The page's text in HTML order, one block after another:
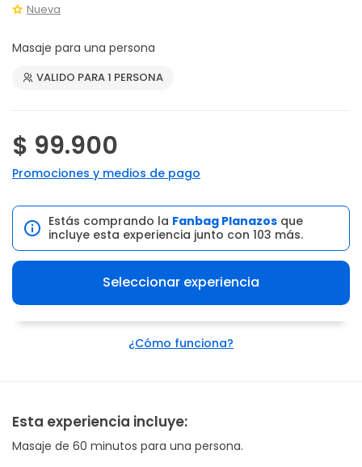
Nueva
Masaje para una persona
VALIDO PARA 1 PERSONA
$ 99.900
Promociones y medios de pago
Estás comprando la Fanbag Planazos que
incluye esta experiencia junto con 103 más.
Seleccionar experiencia
¿Cómo funciona?
Esta experiencia incluye:
Masaje de 60 minutos para una persona.